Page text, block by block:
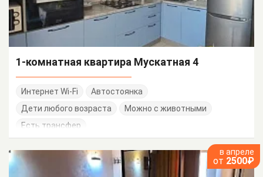
1-комнатная квартира Мускатная 4
Интернет Wi-Fi
Автостоянка
Дети любого возраста
Можно с животными
Есть трансфер
в апреле
от 2500₽